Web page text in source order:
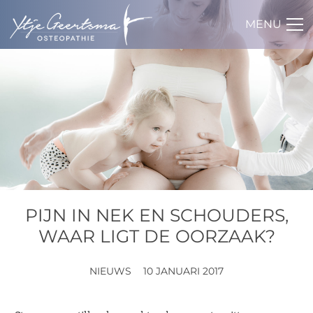
MENU
PIJN IN NEK EN SCHOUDERS,
WAAR LIGT DE OORZAAK?
NIEUWS 10 JANUARI 2017